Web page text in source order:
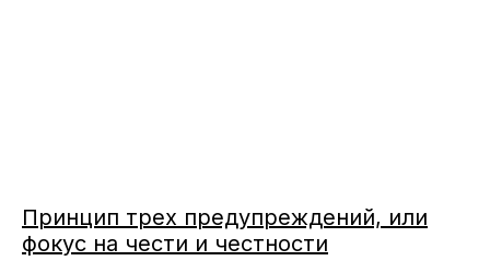
Принцип трех предупреждений, или
фокус на чести и честности